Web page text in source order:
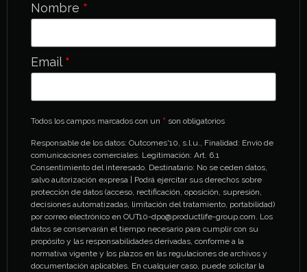
Nombre *
Email *
Todos los campos marcados con un * son obligatorios
Responsable de los datos: Outcomes'10, s.l.u., Finalidad: Envío de
comunicaciones comerciales. Legitimación: Art. 6.1
Consentimiento del interesado. Destinatario: No se ceden datos,
salvo autorización expresa | Podrá ejercitar sus derechos sobre
protección de datos (acceso, rectificación, oposición, supresión,
decisiones automatizadas, limitación del tratamiento, portabilidad)
por correo electrónico en OUT10-dpo@productlife-group.com. Los
datos se conservarán el tiempo necesario para cumplir con su
propósito y las responsabilidades derivadas, conforme a la
normativa vigente y los plazos en las regulaciones de archivos y
documentación aplicables. En cualquier caso, puede solicitar la